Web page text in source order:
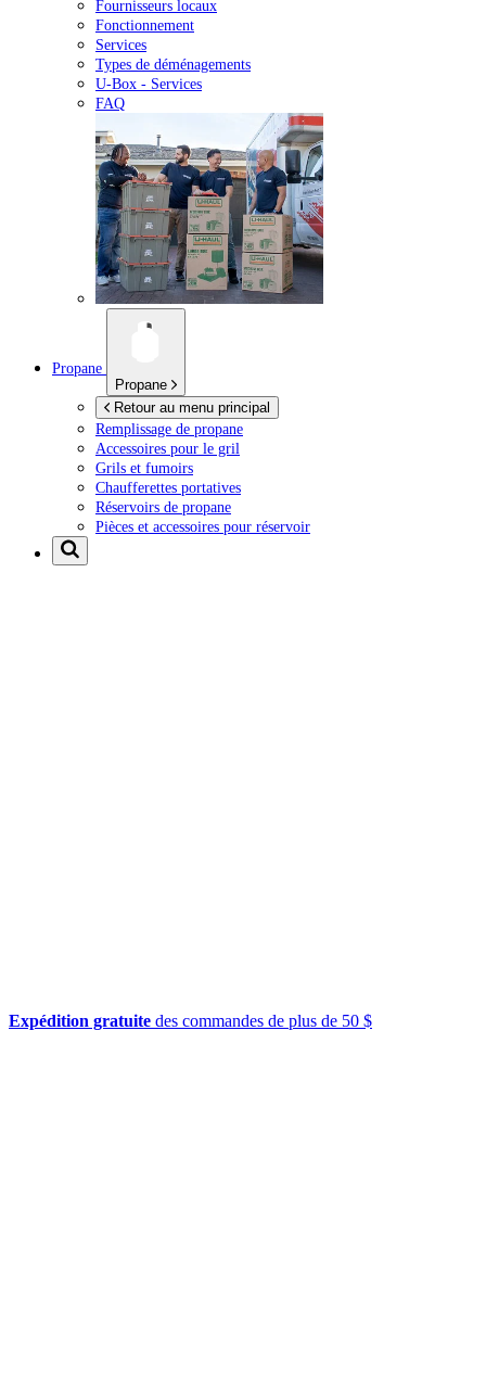
Fournisseurs locaux
Fonctionnement
Services
Types de déménagements
U-Box - Services
FAQ
Propane
Propane
Retour au menu principal
Remplissage de propane
Accessoires pour le gril
Grils et fumoirs
Chaufferettes portatives
Réservoirs de propane
Pièces et accessoires pour réservoir
Expédition gratuite des commandes de plus de 50 $